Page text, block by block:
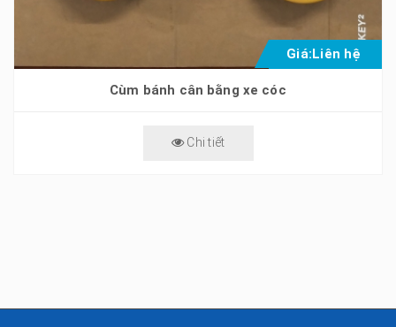
Giá:Liên hệ
Cùm bánh cân bằng xe cóc
Chi tiết